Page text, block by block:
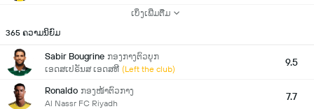
ເບິ່ງເພີ່ມຕື່ມ
365 ຄວາມນິຍົມ
Sabir Bougrine ກອງກາງຕົວບຸກ
ເອດສເປຣັນສ ເອດສທີ (Left the club)
9.5
Ronaldo ກອງໜ້າຕົວກາງ
Al Nassr FC Riyadh
7.7